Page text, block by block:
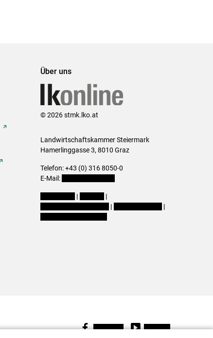
Über uns
© 2026 stmk.lko.at
Landwirtschaftskammer Steiermark
Hamerlinggasse 3, 8010 Graz
Telefon: +43 (0) 316 8050-0
E-Mail:
|
|
|
|
Facebook Youtube